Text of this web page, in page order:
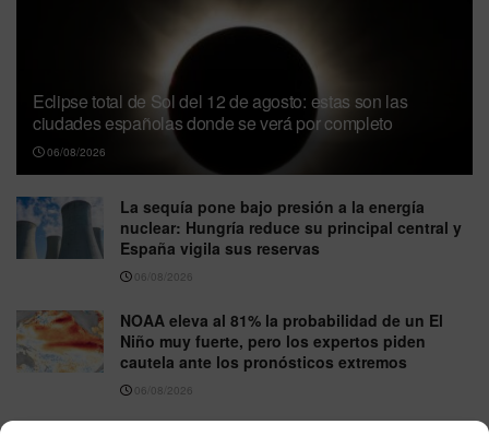
Eclipse total de Sol del 12 de agosto: estas son las
ciudades españolas donde se verá por completo
06/08/2026
La sequía pone bajo presión a la energía
nuclear: Hungría reduce su principal central y
España vigila sus reservas
06/08/2026
NOAA eleva al 81% la probabilidad de un El
Niño muy fuerte, pero los expertos piden
cautela ante los pronósticos extremos
06/08/2026